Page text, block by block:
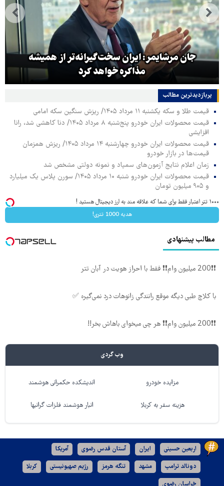
جان مرشایمر: ایران سخت‌گیرانه‌تر از همیشه
مذاکره خواهد کرد
پربازدیدترین‌ مطالب
قیمت طلا و سکه یکشنبه ۱۱ مرداد ۱۴۰۵/ ریزش سنگین سکه امامی
قیمت محصولات ایران خودرو پنج‌شنبه ۸ مرداد ۱۴۰۵/ دنا کاهشی شد، رانا
افزایشی
قیمت محصولات ایران خودرو چهارشنبه ۱۴ مرداد ۱۴۰۵/ ریزش همزمان
قیمت‌ها در بازار خودرو
زمان اعلام نتایج آزمون‌های سمپاد و نمونه دولتی مشخص شد
قیمت محصولات ایران خودرو شنبه ۱۰ مرداد ۱۴۰۵/ سورن پلاس یک میلیارد
و ۹۰۵ میلیون تومان
۱۰۰۰ تتر اعتبار فقط برای شما که علاقه مند به ارز دیجیتال هستید !
هدیه 1000 تتری!
مطالب پیشنهادی
❗❗200 میلیون وام❗❗ فقط با احراز هویت در آبان تتر
با کلاچ طبی دیگه موقع رانندگی زانوهات درد نمی‌گیره ✅
❗❗200 میلیون وام❗❗ هر چی میخوای باهاش بخر!!
وب گردی
مزایده خودرو اندیشکده حکمرانی هوشمند
هزینه سفر به کربلا انبار هوشمند فلزات گرانبها
اربعین حسینی ایران آستان قدس رضوی آمریکا
دونالد ترامپ مشهد تنگه هرمز رژیم صهیونیستی کربلا